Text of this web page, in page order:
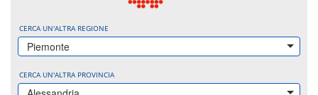
CERCA UN'ALTRA REGIONE
Piemonte
CERCA UN'ALTRA PROVINCIA